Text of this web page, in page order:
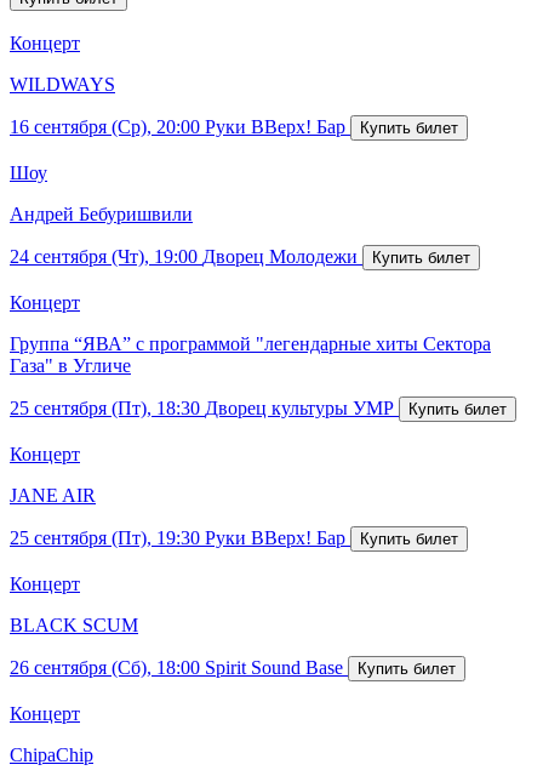
Концерт
WILDWAYS
16 сентября (Ср), 20:00 Руки ВВерх! Бар
Шоу
Андрей Бебуришвили
24 сентября (Чт), 19:00 Дворец Молодежи
Концерт
Группа “ЯВА” с программой "легендарные хиты Сектора
Газа" в Угличе
25 сентября (Пт), 18:30 Дворец культуры УМР
Концерт
JANE AIR
25 сентября (Пт), 19:30 Руки ВВерх! Бар
Концерт
BLACK SCUM
26 сентября (Сб), 18:00 Spirit Sound Base
Концерт
ChipaChip